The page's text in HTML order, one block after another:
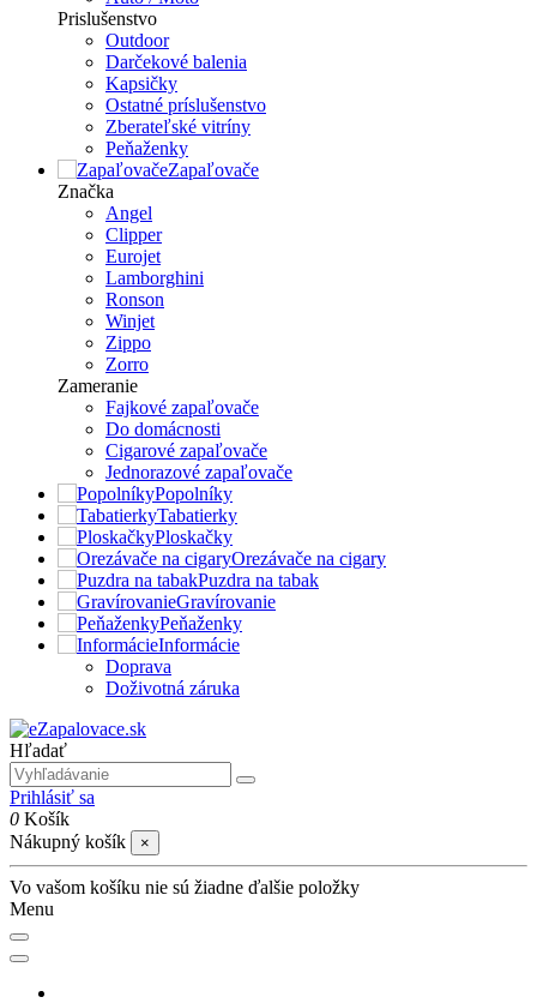
Prislušenstvo
Outdoor
Darčekové balenia
Kapsičky
Ostatné príslušenstvo
Zberateľské vitríny
Peňaženky
Zapaľovače
Značka
Angel
Clipper
Eurojet
Lamborghini
Ronson
Winjet
Zippo
Zorro
Zameranie
Fajkové zapaľovače
Do domácnosti
Cigarové zapaľovače
Jednorazové zapaľovače
Popolníky
Tabatierky
Ploskačky
Orezávače na cigary
Puzdra na tabak
Gravírovanie
Peňaženky
Informácie
Doprava
Doživotná záruka
Hľadať
Prihlásiť sa
0 Košík
Nákupný košík
×
Vo vašom košíku nie sú žiadne ďalšie položky
Menu